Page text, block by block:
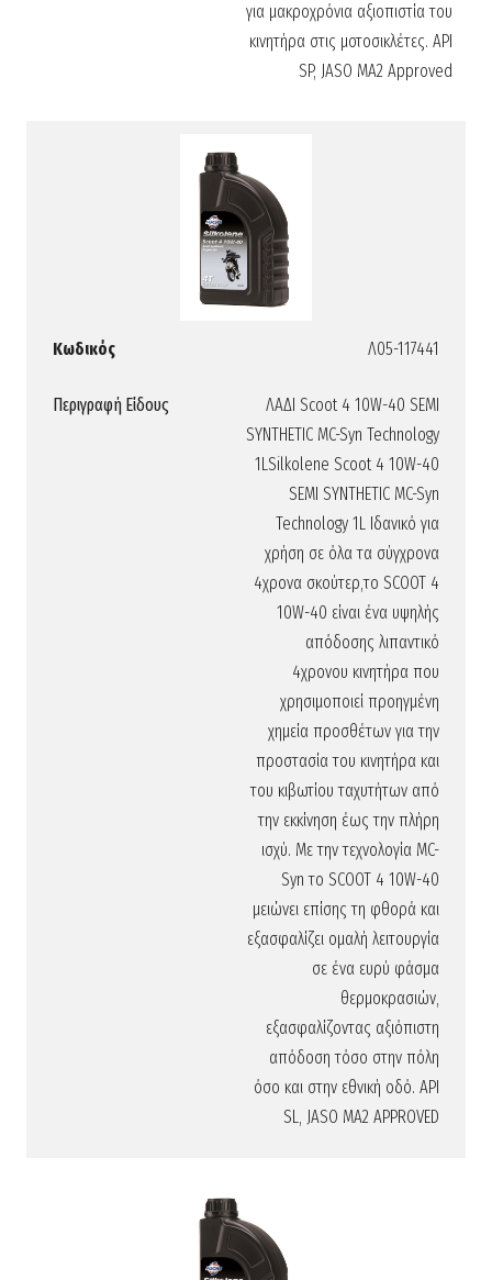
για μακροχρόνια αξιοπιστία του
κινητήρα στις μοτοσικλέτες. API
SP, JASO MA2 Approved
Κωδικός Λ05-117441
Περιγραφή Είδους
ΛΑΔΙ Scoot 4 10W-40 SEMI
SYNTHETIC MC-Syn Technology
1LSilkolene Scoot 4 10W-40
SEMI SYNTHETIC MC-Syn
Technology 1L Ιδανικό για
χρήση σε όλα τα σύγχρονα
4χρονα σκούτερ,το SCOOT 4
10W-40 είναι ένα υψηλής
απόδοσης λιπαντικό
4χρονου κινητήρα που
χρησιμοποιεί προηγμένη
χημεία προσθέτων για την
προστασία του κινητήρα και
του κιβωτίου ταχυτήτων από
την εκκίνηση έως την πλήρη
ισχύ. Με την τεχνολογία MC-
Syn το SCOOT 4 10W-40
μειώνει επίσης τη φθορά και
εξασφαλίζει ομαλή λειτουργία
σε ένα ευρύ φάσμα
θερμοκρασιών,
εξασφαλίζοντας αξιόπιστη
απόδοση τόσο στην πόλη
όσο και στην εθνική οδό. API
SL, JASO MA2 APPROVED